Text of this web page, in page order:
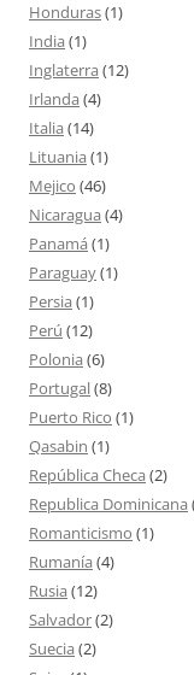
Honduras(1)
India (1)
Inglaterra (12)
Irlanda (4)
Italia (14)
Lituania (1)
Mejico (46)
Nicaragua (4)
Panamá (1)
Paraguay(1)
Persia (1)
Perú (12)
Polonia (6)
Portugal(8)
Puerto Rico (1)
Qasabin (1)
República Checa (2)
Republica Dominicana
Romanticismo (1)
Rumanía (4)
Rusia (12)
Salvador(2)
Suecia (2)